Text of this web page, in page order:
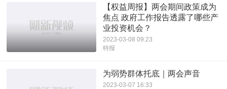
【权益周报】两会期间政策成为
焦点 政府工作报告透露了哪些产
业投资机会？
2023-03-08 09:23
特报
为弱势群体托底｜两会声音
2023-03-07 16:33